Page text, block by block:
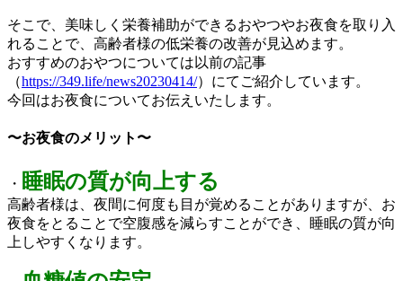
そこで、美味しく栄養補助ができるおやつやお夜食を取り入
れることで、高齢者様の低栄養の改善が見込めます。
おすすめのおやつについては以前の記事
（https://349.life/news20230414/）にてご紹介しています。
今回はお夜食についてお伝えいたします。
〜お夜食のメリット〜
・ 睡眠の質が向上する
高齢者様は、夜間に何度も目が覚めることがありますが、お
夜食をとることで空腹感を減らすことができ、睡眠の質が向
上しやすくなります。